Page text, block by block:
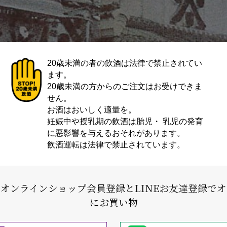
20歳未満の者の飲酒は法律で禁止されてい
ます。
20歳未満の方からのご注文はお受けできま
せん。
お酒はおいしく適量を。
妊娠中や授乳期の飲酒は胎児・ 乳児の発育
に悪影響を与えるおそれがあります。
飲酒運転は法律で禁止されています。
ンラインショップ会員登録とLINEお友達登録で
にお買い物